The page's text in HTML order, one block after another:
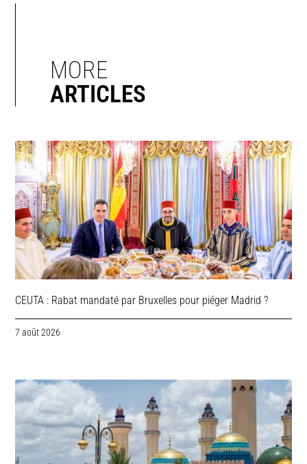
MORE
ARTICLES
CEUTA : Rabat mandaté par Bruxelles pour piéger Madrid ?
7 août 2026